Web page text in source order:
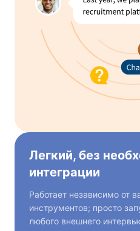
Легкий, без
интеграции
Работает независимо от
инструментов; просто
любого внешнего